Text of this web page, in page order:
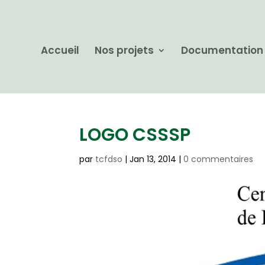
Accueil Nos projets Documentation
LOGO CSSSP
par tcfdso |Jan 13, 2014 |0 commentaires